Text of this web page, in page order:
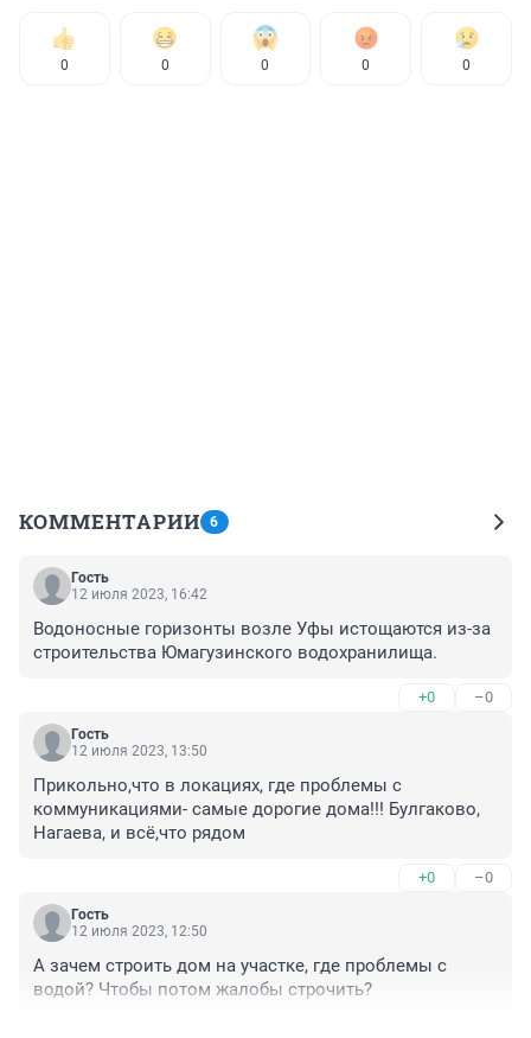
0 0 0 0 0
КОММЕНТАРИИ 6
Гость
12 июля 2023, 16:42
Водоносные горизонты возле Уфы истощаются из-за
строительства Юмагузинского водохранилища.
+0 –0
Гость
12 июля 2023, 13:50
Прикольно,что в локациях, где проблемы с
коммуникациями- самые дорогие дома!!! Булгаково,
Нагаева, и всё,что рядом
+0 –0
Гость
12 июля 2023, 12:50
А зачем строить дом на участке, где проблемы с
водой? Чтобы потом жалобы строчить?